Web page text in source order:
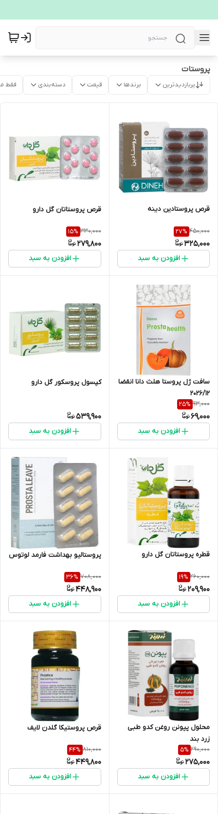
پروستات
پربازدیدترین برندها قیمت دسته‌بندی فقط
قرص پروستادین دینه
450,000
27%
325,000
افزودن به سبد
قرص پروستاتان گل دارو
330,000
15%
279,800
افزودن به سبد
سافت ژل پروستا هلث دانا انقضا
2026/12
93,000
25%
69,000
افزودن به سبد
کپسول پروسکور گل دارو
539,900
افزودن به سبد
قطره پروستاتان گل دارو
260,000
19%
209,900
افزودن به سبد
پروستالیو بهداشت فارمد لوتوس
708,000
36%
448,900
افزودن به سبد
محلول پپونن روغن کدو طبی
زرد بند
290,000
5%
275,000
افزودن به سبد
قرص پروستیکا گلدن لایف
810,000
44%
449,800
افزودن به سبد